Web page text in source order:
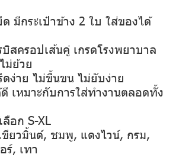
ด มีกระเป๋าข้าง 2 ใบ ใส่ของได้
สครอปเส้นคู่ เกรดโรงพยาบาล
ม่ย้วย
ง่าย ไม่ขึ้นขน ไม่ยับง่าย
เหมาะกับการใส่ทำงานตลอดทั้ง
อก S-XL
ยวมิ้นต์, ชมพู, แดงไวน์, กรม,
ร์, เทา